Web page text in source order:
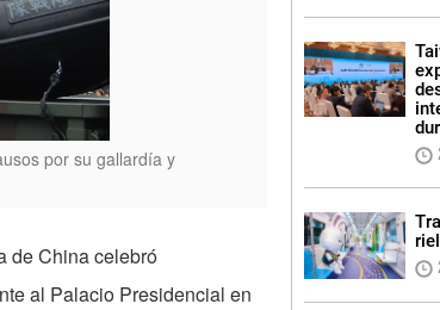
por su gallardía y
de China celebró
al Palacio Presidencial en